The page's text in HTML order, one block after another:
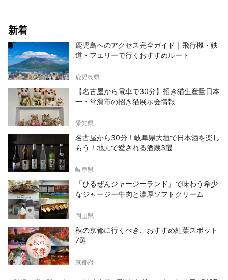
新着
鹿児島へのアクセス完全ガイド｜飛行機・鉄
道・フェリーで行くおすすめルート
鹿児島県
【名古屋から電車で30分】招き猫生産量日本
一・常滑市の招き猫展示会情報
愛知県
名古屋から30分！岐阜県大垣で日本酒を楽し
もう！地元で愛される酒蔵3選
岐阜県
「ひるぜんジャージーランド」で味わう希少
なジャージー牛肉と濃厚ソフトクリーム
岡山県
秋の京都に行くべき、おすすめ紅葉スポット
7選
京都府